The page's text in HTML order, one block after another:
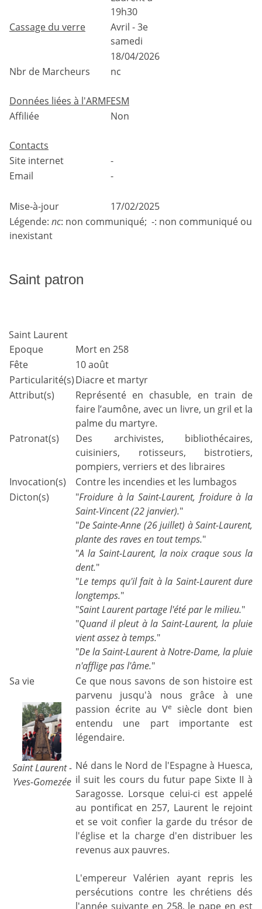
19h30
Cassage du verre
Avril - 3e
samedi
18/04/2026
Nbr de Marcheurs
nc
Données liées à l'ARMFESM
Affiliée
Non
Contacts
Site internet
-
Email
-
Mise-à-jour
17/02/2025
Légende: nc: non communiqué; -: non communiqué ou
inexistant
Saint patron
Saint Laurent
Epoque
Mort en 258
Fête
10 août
Particularité(s)Diacre et martyr
Attribut(s)
Représenté en chasuble, en train de
faire l’aumône, avec un livre, un gril et la
palme du martyre.
Patronat(s)
Des archivistes, bibliothécaires,
cuisiniers, rotisseurs, bistrotiers,
pompiers, verriers et des libraires
Invocation(s)
Contre les incendies et les lumbagos
Dicton(s)
"Froidure à la Saint-Laurent, froidure à la
Saint-Vincent (22 janvier)."
"De Sainte-Anne (26 juillet) à Saint-Laurent,
plante des raves en tout temps."
"A la Saint-Laurent, la noix craque sous la
dent."
"Le temps qu'il fait à la Saint-Laurent dure
longtemps."
"Saint Laurent partage l'été par le milieu."
"Quand il pleut à la Saint-Laurent, la pluie
vient assez à temps."
"De la Saint-Laurent à Notre-Dame, la pluie
n'afflige pas l'âme."
Sa vie
Saint Laurent -
Yves-Gomezée
Ce que nous savons de son histoire est
parvenu jusqu'à nous grâce à une
passion écrite au Ve siècle dont bien
entendu une part importante est
légendaire.
Né dans le Nord de l'Espagne à Huesca,
il suit les cours du futur pape Sixte II à
Saragosse. Lorsque celui-ci est appelé
au pontificat en 257, Laurent le rejoint
et se voit confier la garde du trésor de
l'église et la charge d'en distribuer les
revenus aux pauvres.
L'empereur Valérien ayant repris les
persécutions contre les chrétiens dés
l'année suivante en 258, le pape en est